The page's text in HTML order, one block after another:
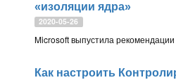
«изоляции ядра»
2020-05-26
Как настроить